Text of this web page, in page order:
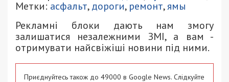
Метки: асфальт,дороги, ремонт,ямы
Рекламні блоки дають нам змогу
залишатися незалежними ЗМІ, а вам -
отримувати найсвіжіші новини під ними.
Приєднуйтесь також до 49000 в Google News. Слідкуйте